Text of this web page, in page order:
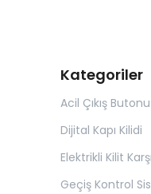
Kategoriler
Acil Çıkış Butonu
Dijital Kapı Kilidi
Elektrikli Kilit
Geçiş Kontrol